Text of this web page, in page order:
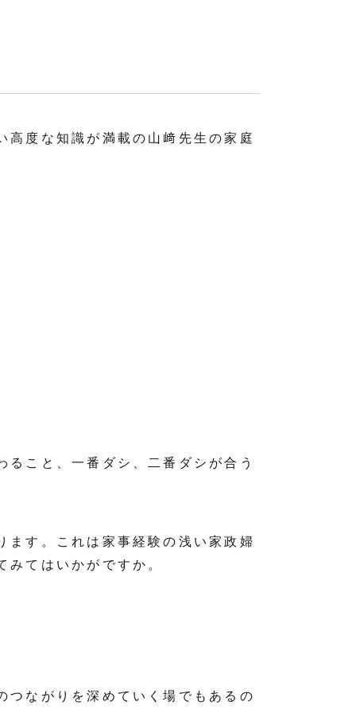
高度な知識が満載の山﨑先生の家庭
こと、一番ダシ、二番ダシが合う
ます。これは家事経験の浅い家政婦
てはいかがですか。
ながりを深めていく場でもあるの